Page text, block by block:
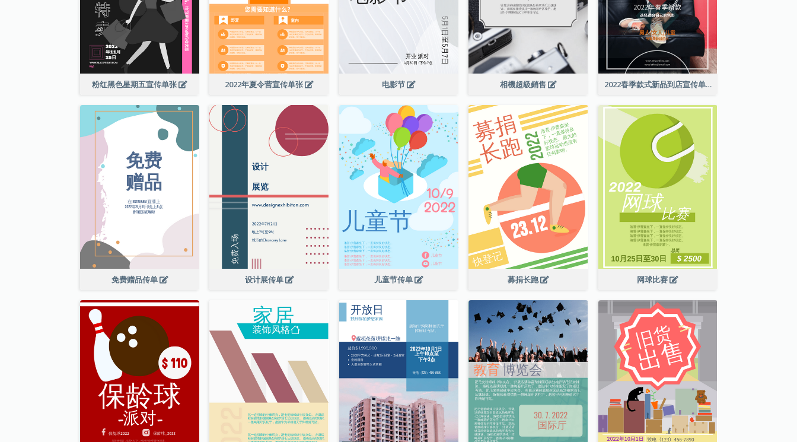
粉红黑色星期五宣传单张 2022年夏令营宣传单张 电影节 相機超級銷售 2022春季款式新品到店宣传单张
免费赠品传单 设计展传单 儿童节传单 募捐长跑 网球比赛